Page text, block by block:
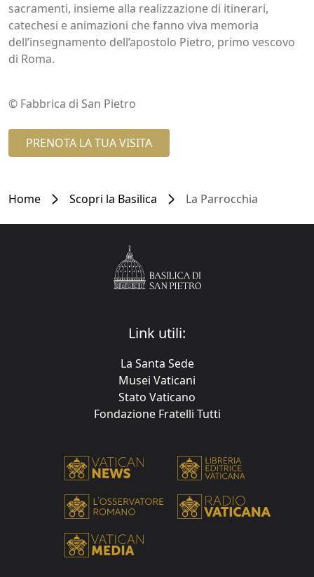
sacramenti, insieme alla realizzazione di itinerari,
catechesi e animazioni che fanno viva memoria
dell’insegnamento dell’apostolo Pietro, primo vescovo
di Roma.
© Fabbrica di San Pietro
PRENOTA LA TUA VISITA
Home Scopri la Basilica La Parrocchia
Link utili:
La Santa Sede
Musei Vaticani
Stato Vaticano
Fondazione Fratelli Tutti